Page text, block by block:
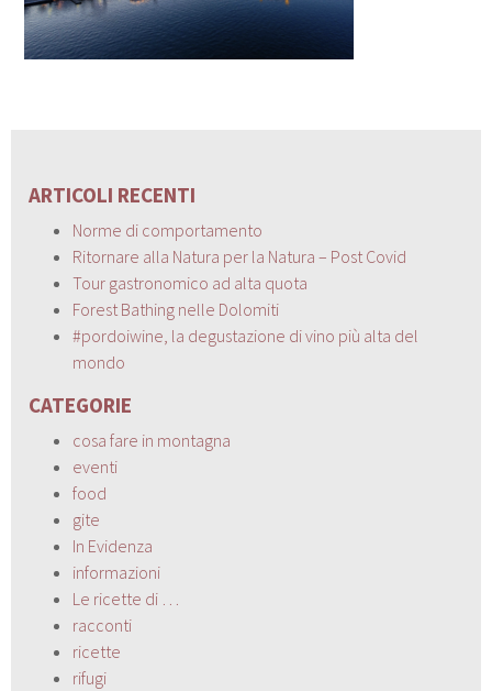
ARTICOLI RECENTI
Norme di comportamento
Ritornare alla Natura per la Natura – Post Covid
Tour gastronomico ad alta quota
Forest Bathing nelle Dolomiti
#pordoiwine, la degustazione di vino più alta del
mondo
CATEGORIE
cosa fare in montagna
eventi
food
gite
In Evidenza
informazioni
Le ricette di …
racconti
ricette
rifugi